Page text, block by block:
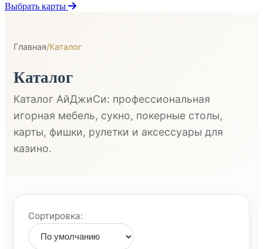
Выбрать карты
Главная/Каталог
Каталог
Каталог АйДжиСи: профессиональная
игорная мебель, сукно, покерные столы,
карты, фишки, рулетки и аксессуары для
казино.
Сортировка: